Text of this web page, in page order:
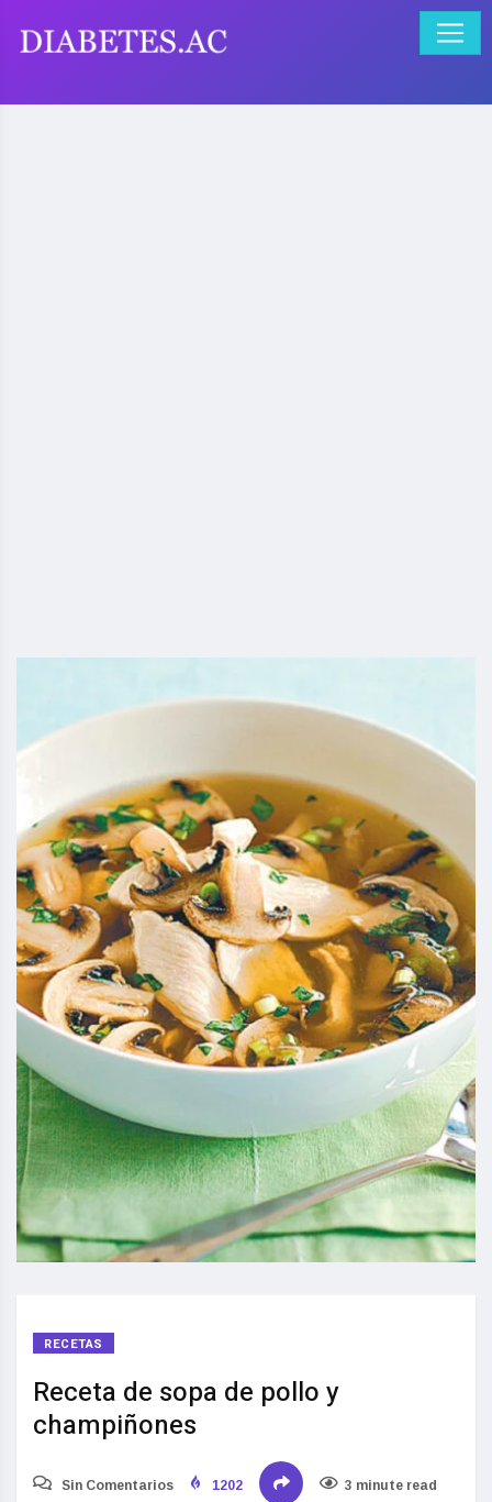
RECETAS
Receta de sopa de pollo y
champiñones
Sin Comentarios 1202 3 minute read